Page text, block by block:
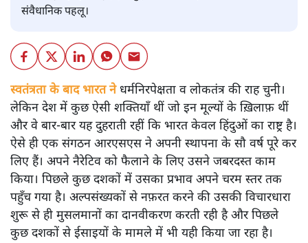
संवैधानिक पहलू।
स्वतंत्रता के बाद भारत नेधर्मनिरपेक्षता व लोकतंत्र की राह चुनी।
लेकिन देश में कुछ ऐसी शक्तियाँ थीं जो इन मूल्यों के ख़िलाफ़ थीं
और वे बार-बार यह दुहराती रहीं कि भारत केवल हिंदुओं का राष्ट्र है।
ऐसे ही एक संगठन आरएसएस ने अपनी स्थापना के सौ वर्ष पूरे कर
लिए हैं। अपने नैरेटिव को फैलाने के लिए उसने जबरदस्त काम
किया। पिछले कुछ दशकों में उसका प्रभाव अपने चरम स्तर तक
पहुँच गया है। अल्पसंख्यकों से नफ़रत करने की उसकी विचारधारा
शुरू से ही मुसलमानों का दानवीकरण करती रही है और पिछले
कुछ दशकों से ईसाइयों के मामले में भी यही किया जा रहा है।